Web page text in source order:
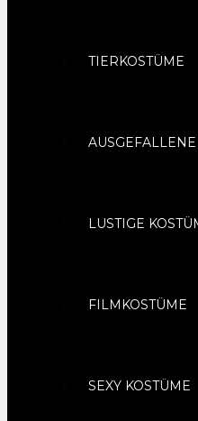
TIERKOSTÜME
LUSTIGE
FILMKOSTÜME
SEXY KOSTÜME